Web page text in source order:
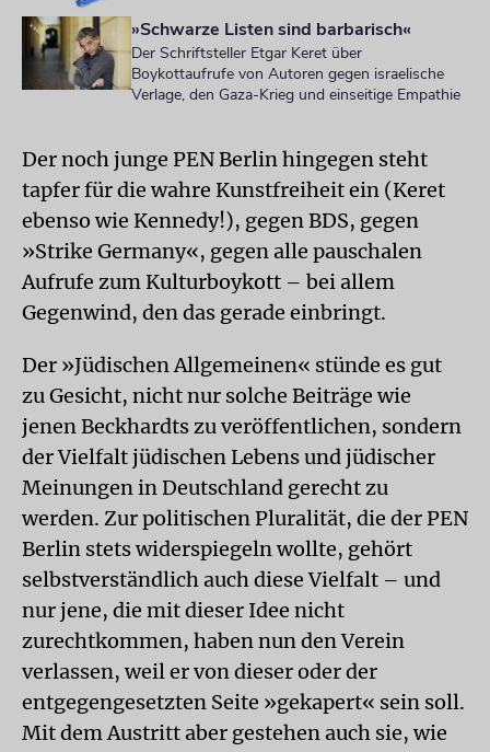
»Schwarze Listen sind barbarisch«
Der Schriftsteller Etgar Keret über
Boykottaufrufe von Autoren gegen israelische
Verlage, den Gaza-Krieg und einseitige Empathie
Der noch junge PEN Berlin hingegen steht
tapfer für die wahre Kunstfreiheit ein (Keret
ebenso wie Kennedy!), gegen BDS, gegen
»Strike Germany«, gegen alle pauschalen
Aufrufe zum Kulturboykott – bei allem
Gegenwind, den das gerade einbringt.
Der »Jüdischen Allgemeinen« stünde es gut
zu Gesicht, nicht nur solche Beiträge wie
jenen Beckhardts zu veröffentlichen, sondern
der Vielfalt jüdischen Lebens und jüdischer
Meinungen in Deutschland gerecht zu
werden. Zur politischen Pluralität, die der PEN
Berlin stets widerspiegeln wollte, gehört
selbstverständlich auch diese Vielfalt – und
nur jene, die mit dieser Idee nicht
zurechtkommen, haben nun den Verein
verlassen, weil er von dieser oder der
entgegengesetzten Seite »gekapert« sein soll.
Mit dem Austritt aber gestehen auch sie, wie